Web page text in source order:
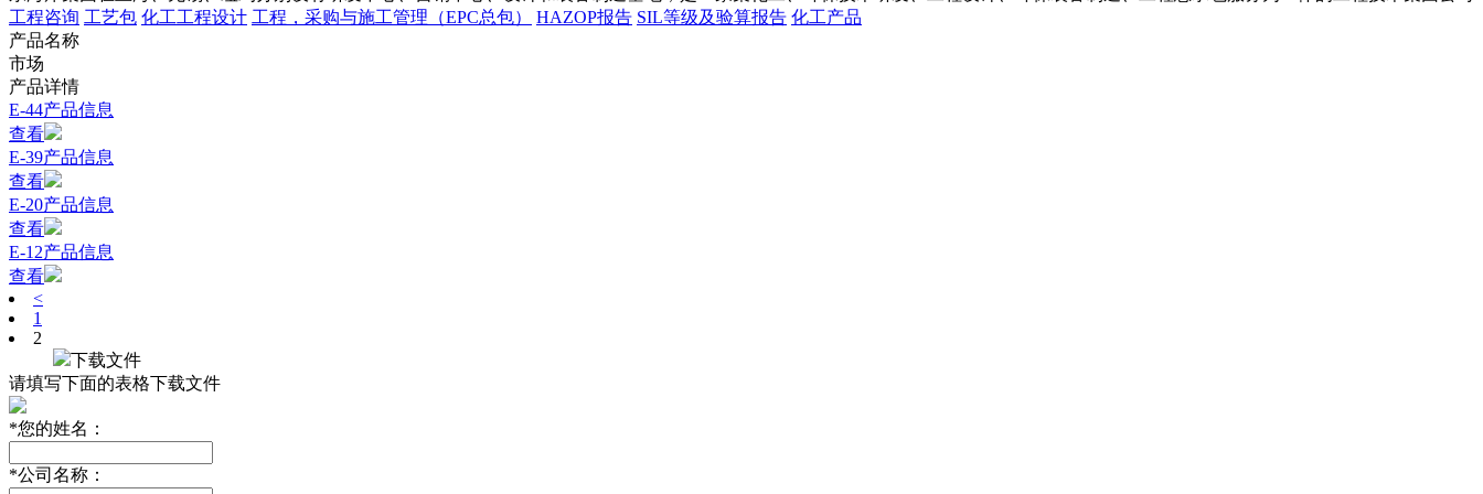
工程咨询 工艺包 化工工程设计 工程，采购与施工管理（EPC总包） HAZOP报告 SIL等级及验算报告 化工产品
产品名称
市场
产品详情
E-44产品信息
查看
E-39产品信息
查看
E-20产品信息
查看
E-12产品信息
查看
<
1
2
下载文件
请填写下面的表格下载文件
*您的姓名：
*公司名称：